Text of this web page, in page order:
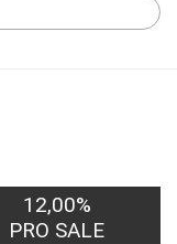
12,00%
PRO SALE